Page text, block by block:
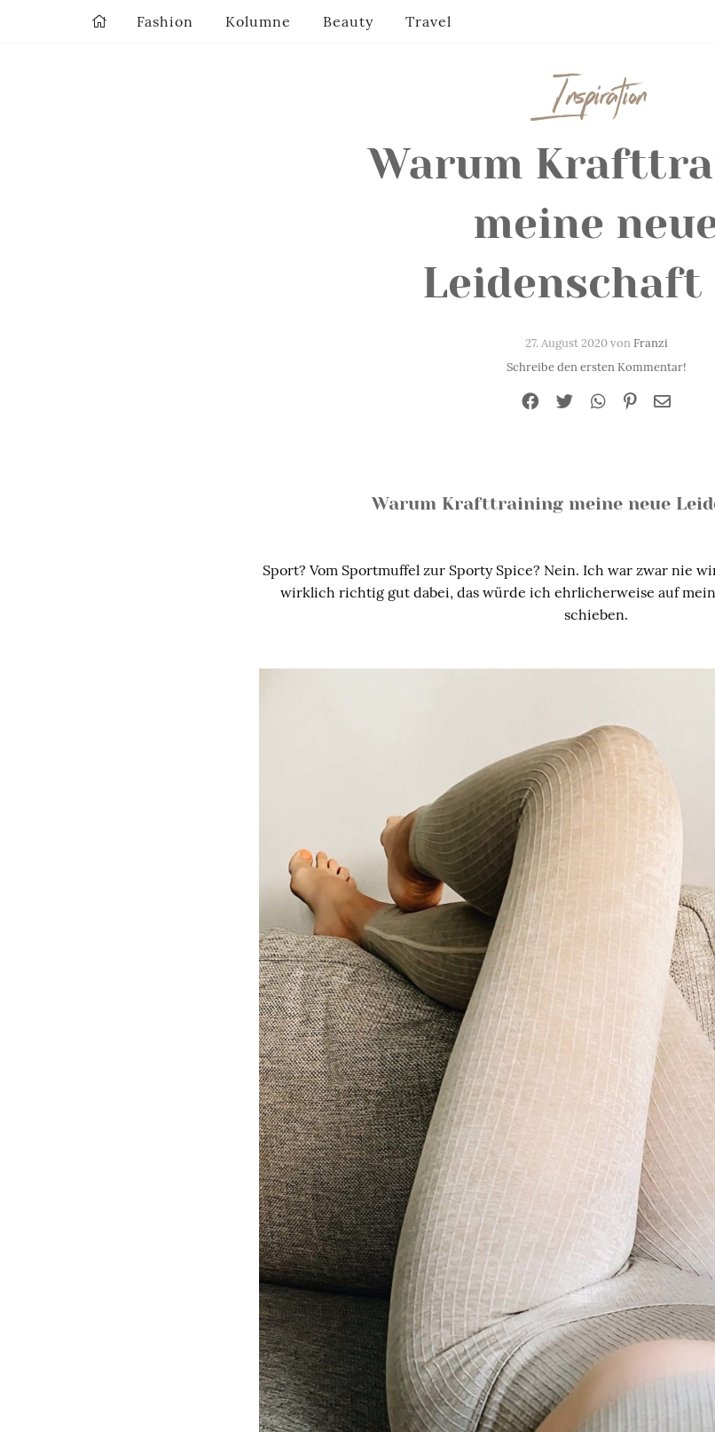
Inspiration
Warum
meine
27. August 2020 vonFranzi
Schreibe den ersten Kommentar!
Warum Krafttraining meine neue
Sport? Vom Sportmuffel zur Sporty Spice? Nein. Ich war zwar nie
wirklich richtig gut dabei, das würde ich ehrlicherweise auf
schieben.
Fashion Kolumne Beauty Travel